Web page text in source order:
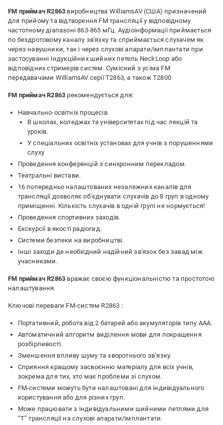
FM приймач R2863 виробництва WilliamsAV (США) призначений
для прийому та відтворення FM трансляції у відповідному
частотному діапазоні 863-865 мГц. Аудіоінформації приймається
по бездротовому каналу зв'язку та сприймається слухачем як
через навушники, так і через слухові апарати/імплантати при
застосуванні Індукційних шийних петель NeckLoop або
відповідних стримерів систем. Сумісний з усіма FM
передавачами WilliamsAV серії Т2863, а також Т2800
FM приймач R2863 рекомендується для:
Навчально-освітніх процесів
В школах, коледжах та університетах під час лекцій та
уроків.
У спеціальних освітніх установах для учнів з порушеннями
слуху
Проведення конференцій з синхронним перекладом.
Театральні вистави.
16 попередньо налаштованих незалежних каналів для
трансляції дозволяє об’єднувати слухачів до 8 груп в одному
приміщенні. Кількість слухачів в одній групі не нормується!
Проведення спортивних заходів.
Екскурсії в якості радіогид.
Системи безпеки на виробництві.
Інші заходи де необхідний надійний зв'язок без завад між
учасниками.
FM приймач R2863 вражає своєю функціональністю та простотою
налаштування.
Ключові переваги FM-систем R2863 :
Портативний, робота від 2 батарей або акумуляторів типу ААА.
Автоматичний алгоритм виділення мови для покращення
розбірливості.
Зменшення впливу шуму та зворотнього зв’язку.
Сприяння кращому засвоєнню матеріалу для всіх учнів,
зокрема для тих, хто має проблеми зі слухом.
FM-системи можуть бути налаштовані для індивідуального
користування або для різних груп.
Може працювати з індивідуальними шийними петлями для
“T” трансляції на слухові апарати/імплантати.